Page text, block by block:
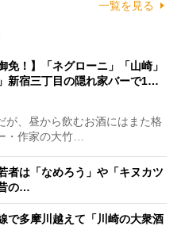
一覧を見る
免！】「ネグローニ」「山崎」
新宿三丁目の隠れ家バーで1…
、昼から飲むお酒にはまた格
作家の大竹…
者は「なめろう」や「キヌカツ
の…
で多摩川越えて「川崎の大衆酒